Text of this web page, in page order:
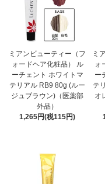
ミアンビューティー（フ
ォードヘア化粧品） ル
ーチェント ホワイトマ
テリアル RB9 80g (ルー
ジュブラウン)（医薬部
外品）
1,265円(税115円)
ミ
ォ
ー
テ
オ